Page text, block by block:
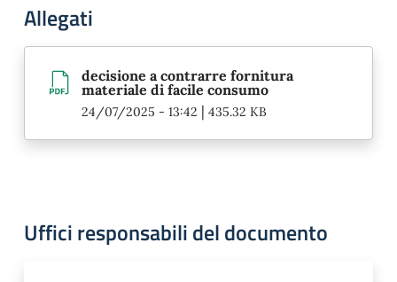
Allegati
decisione a contrarre fornitura
materiale di facile consumo
24/07/2025 - 13:42 | 435.32 KB
Uffici responsabili del documento